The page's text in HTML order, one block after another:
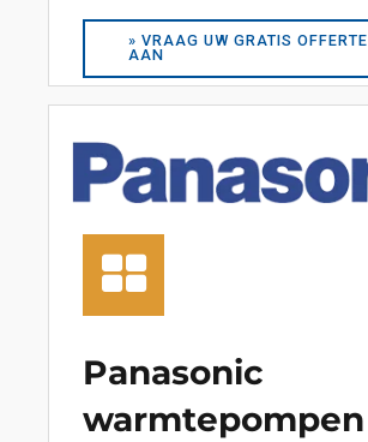
» VRAAG UW GRATIS OFFERTE
AAN
Panasonic
warmtepompen